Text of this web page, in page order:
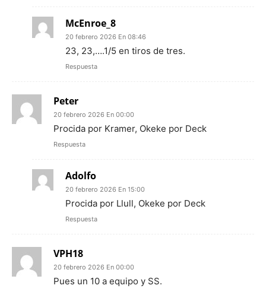
McEnroe_8
20 febrero 2026 En 08:46
23, 23,….1/5 en tiros de tres.
Respuesta
Peter
20 febrero 2026 En 00:00
Procida por Kramer, Okeke por Deck
Respuesta
Adolfo
20 febrero 2026 En 15:00
Procida por Llull, Okeke por Deck
Respuesta
VPH18
20 febrero 2026 En 00:00
Pues un 10 a equipo y SS.